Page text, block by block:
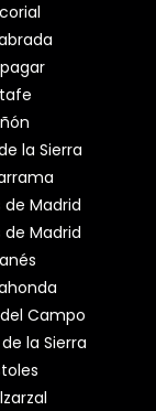
la Sierra
Madrid
de Madrid
Campo
la Sierra